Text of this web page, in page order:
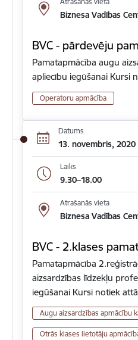
Biznesa Vadības
BVC - pārdevēju
Pamatapmācība augu
apliecību iegūšanai Kursi
Operatoru apmācība
Datums
13. novembris, 2020
Laiks
9.30–18.00
Atrašanās vieta
Biznesa Vadības
BVC - 2.klases
Pamatapmācība
aizsardzības līdzekļu
iegūšanai Kursi notiek
Augu aizsardzības apmācību
Otrās klases lietotāju